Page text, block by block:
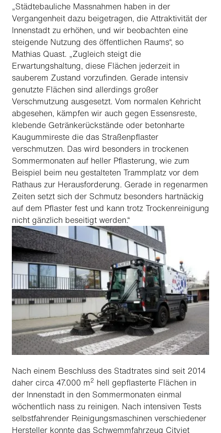
„Städtebauliche Massnahmen haben in der
Vergangenheit dazu beigetragen, die Attraktivität der
Innenstadt zu erhöhen, und wir beobachten eine
steigende Nutzung des öffentlichen Raums“, so
Mathias Quast. „Zugleich steigt die
Erwartungshaltung, diese Flächen jederzeit in
sauberem Zustand vorzufinden. Gerade intensiv
genutzte Flächen sind allerdings großer
Verschmutzung ausgesetzt. Vom normalen Kehricht
abgesehen, kämpfen wir auch gegen Essensreste,
klebende Getränkerückstände oder betonharte
Kaugummireste die das Straßenpflaster
verschmutzen. Das wird besonders in trockenen
Sommermonaten auf heller Pflasterung, wie zum
Beispiel beim neu gestalteten Trammplatz vor dem
Rathaus zur Herausforderung. Gerade in regenarmen
Zeiten setzt sich der Schmutz besonders hartnäckig
auf dem Pflaster fest und kann trotz Trockenreinigung
nicht gänzlich beseitigt werden.“
Nach einem Beschluss des Stadtrates sind seit 2014
daher circa 47.000 m2 hell gepflasterte Flächen in
der Innenstadt in den Sommermonaten einmal
wöchentlich nass zu reinigen. Nach intensiven Tests
selbstfahrender Reinigungsmaschinen verschiedener
Hersteller konnte das Schwemmfahrzeug Cityjet